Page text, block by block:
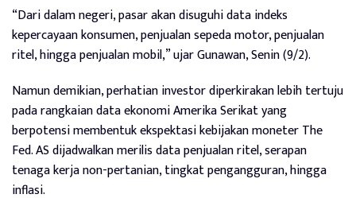
“Dari dalam negeri, pasar akan disuguhi data indeks
kepercayaan konsumen, penjualan sepeda motor, penjualan
ritel, hingga penjualan mobil,” ujar Gunawan, Senin (9/2).
Namun demikian, perhatian investor diperkirakan lebih tertuju
pada rangkaian data ekonomi Amerika Serikat yang
berpotensi membentuk ekspektasi kebijakan moneter The
Fed. AS dijadwalkan merilis data penjualan ritel, serapan
tenaga kerja non-pertanian, tingkat pengangguran, hingga
inflasi.